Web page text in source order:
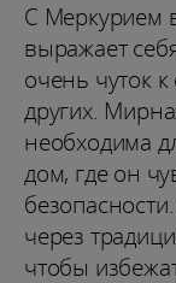
С Меркурием
выражает
очень чуток
других.
необходима
дом, где он
через
чтобы